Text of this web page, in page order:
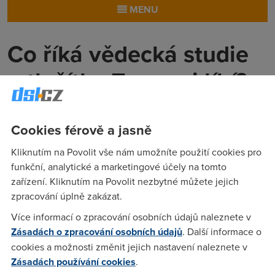
MENU
Co říká vědecká studie
o tlačítku To se mi líbí?
Nedávno se objevily zprávy udýchaně líčící, jak modré
tlačítko LIKE, kterým je dnes zaplaven web, o nás prozradí
doslova všechno, od toho jestli máme rádi Beatles, kouříme
či máme IQ blízko tykve, až po to, jestli třeba patříme do
čtyřprocentní menšiny.
Jirka(5.4.2013 19:54:24)
Budu si s laskavym dovolenim lajkovat co chci...
Cookies férově a jasně
Kliknutím na Povolit vše nám umožníte použití cookies pro
funkční, analytické a marketingové účely na tomto
zařízení. Kliknutím na Povolit nezbytné můžete jejich
zpracování úplně zakázat.
Více informací o zpracování osobních údajů naleznete v
Zásadách o zpracování osobních údajů. Další informace o
cookies a možnosti změnit jejich nastavení naleznete v
Zásadách používání cookies.